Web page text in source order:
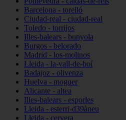
Barcelona - torelló
Ciudad-real - ciudad-real
Toledo - torrijos
Illes-balears - bunyola
Burgos - belorado
Madrid - los-molinos
Lleida - la-vall-de-boí
Badajoz - olivenza
Huelva - moguer
Alicante - altea
Illes-balears - esporles
Lleida - esterri-d39àneu
Lleida - cervera